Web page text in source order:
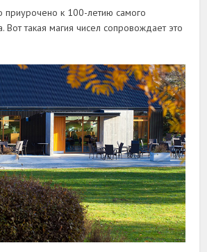
приурочено к 100-летию самого
Вот такая магия чисел сопровождает это